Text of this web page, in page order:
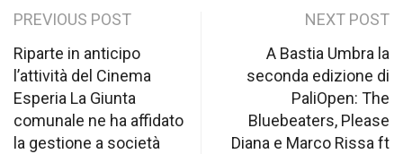
Post
navigation
PREVIOUS POST
Riparte in anticipo
l’attività del Cinema
Esperia La Giunta
comunale ne ha affidato
la gestione a società
NEXT POST
A Bastia Umbra la
seconda edizione di
PaliOpen: The
Bluebeaters, Please
Diana e Marco Rissa ft